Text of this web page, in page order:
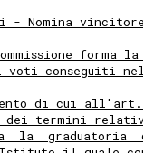
- Nomina vincitore
forma la
voti conseguiti
di cui
termini
la  graduatoria